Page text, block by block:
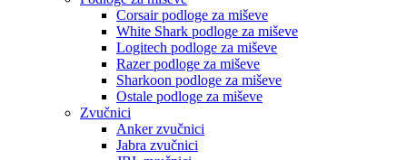
Corsair podloge za miševe
White Shark podloge za miševe
Logitech podloge za miševe
Razer podloge za miševe
Sharkoon podloge za miševe
Ostale podloge za miševe
Zvučnici
Anker zvučnici
Jabra zvučnici